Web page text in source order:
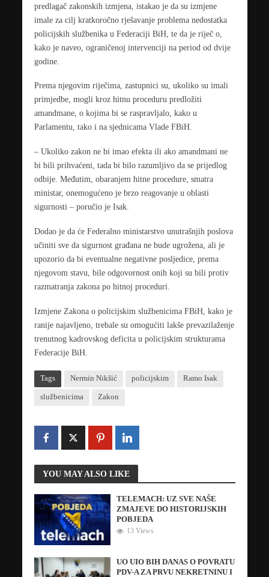
predlagač zakonskih izmjena, istakao je da su izmjene
imale za cilj kratkoročno rješavanje problema nedostatka
policijskih službenika u Federaciji BiH, te da je riječ o,
kako je naveo, ograničenoj intervenciji na period od dvije
godine.
Prema njegovim riječima, zastupnici su, ukoliko su imali
primjedbe, mogli kroz hitnu proceduru predložiti
amandmane, o kojima bi se raspravljalo, kako u
Parlamentu, tako i na sjednicama Vlade FBiH.
– Ukoliko zakon ne bi imao efekta ili ako amandmani ne
bi bili prihvaćeni, tada bi bilo razumljivo da se prijedlog
odbije. Međutim, obaranjem hitne procedure, smatra
ministar, onemogućeno je brzo reagovanje u oblasti
sigurnosti – poručio je Isak.
Dodao je da će Federalno ministarstvo unutrašnjih poslova
učiniti sve da sigurnost građana ne bude ugrožena, ali je
upozorio da bi eventualne negativne posljedice, prema
njegovom stavu, bile odgovornost onih koji su bili protiv
razmatranja zakona po hitnoj proceduri.
Izmjene Zakona o policijskim službenicima FBiH, kako je
ranije najavljeno, trebale su omogućiti lakše prevazilaženje
trenutnog kadrovskog deficita u policijskim strukturama
Federacije BiH.
Tags Nermin Nikšić policijskim Ramo Isak
službenicima Zakon
YOU MAY ALSO LIKE
TELEMACH: UZ SVE NAŠE
ZMAJEVE DO HISTORIJSKIH
POBJEDA
13 Views
UO UIO BIH DANAS O POVRATU
PDV-A ZA PRVU NEKRETNINU I